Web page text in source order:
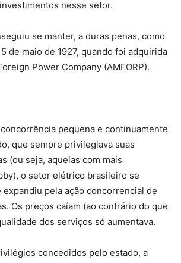
nesse setor.
se manter, a duras penas, como
de maio de 1927, quando foi adquirida
Power Company (AMFORP).
pequena e continuamente
que sempre privilegiava suas
(ou seja, aquelas com mais
o setor elétrico brasileiro se
pela ação concorrencial de
Os preços caíam (ao contrário do que
dos serviços só aumentava.
concedidos pelo estado, a